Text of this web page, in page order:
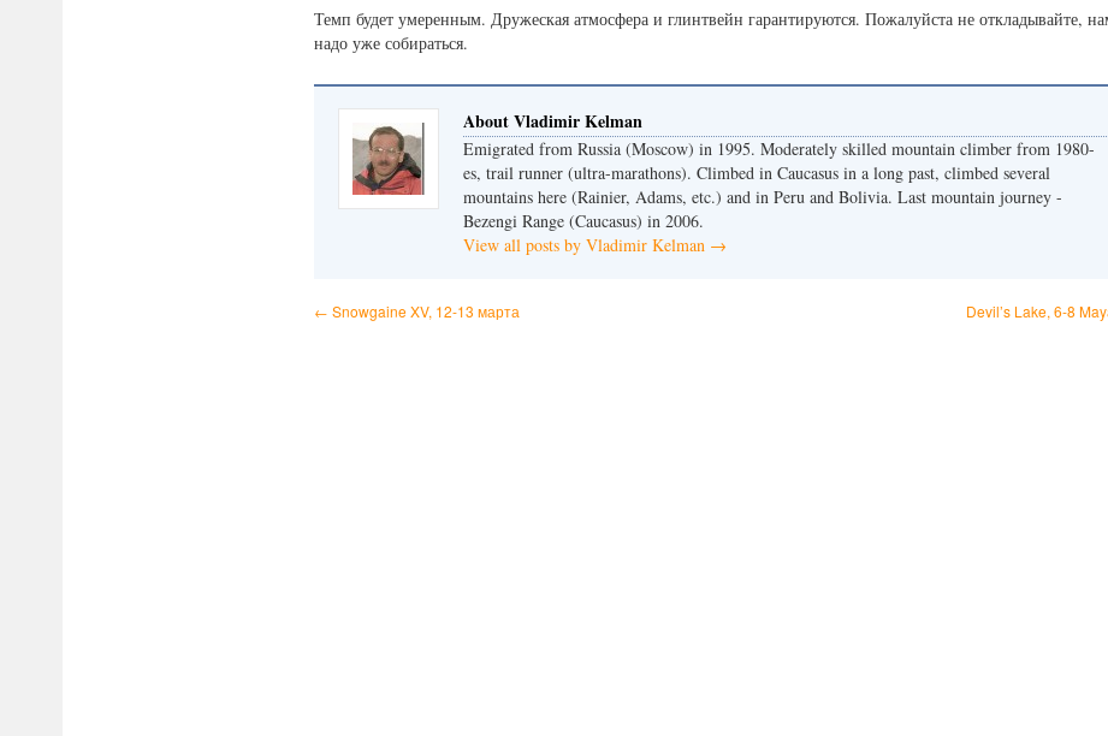
Темп будет умеренным. Дружеская атмосфера и глинтвейн гарантируются. Пожалуйста не откладывайте,
надо уже собираться.
About Vladimir Kelman
Emigrated from Russia (Moscow) in 1995. Moderately skilled mountain climber from 1980-
es, trail runner (ultra-marathons). Climbed in Caucasus in a long past, climbed several
mountains here (Rainier, Adams, etc.) and in Peru and Bolivia. Last mountain journey -
Bezengi Range (Caucasus) in 2006.
View all posts by Vladimir Kelman →
← Snowgaine XV, 12-13 марта Devil’s Lake, 6-8